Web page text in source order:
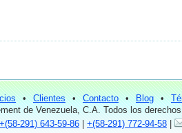
• Clientes • Contacto • Blog •
de Venezuela, C.A. Todos los
+(58-291) 643-59-86 | +(58-291) 772-94-58 |